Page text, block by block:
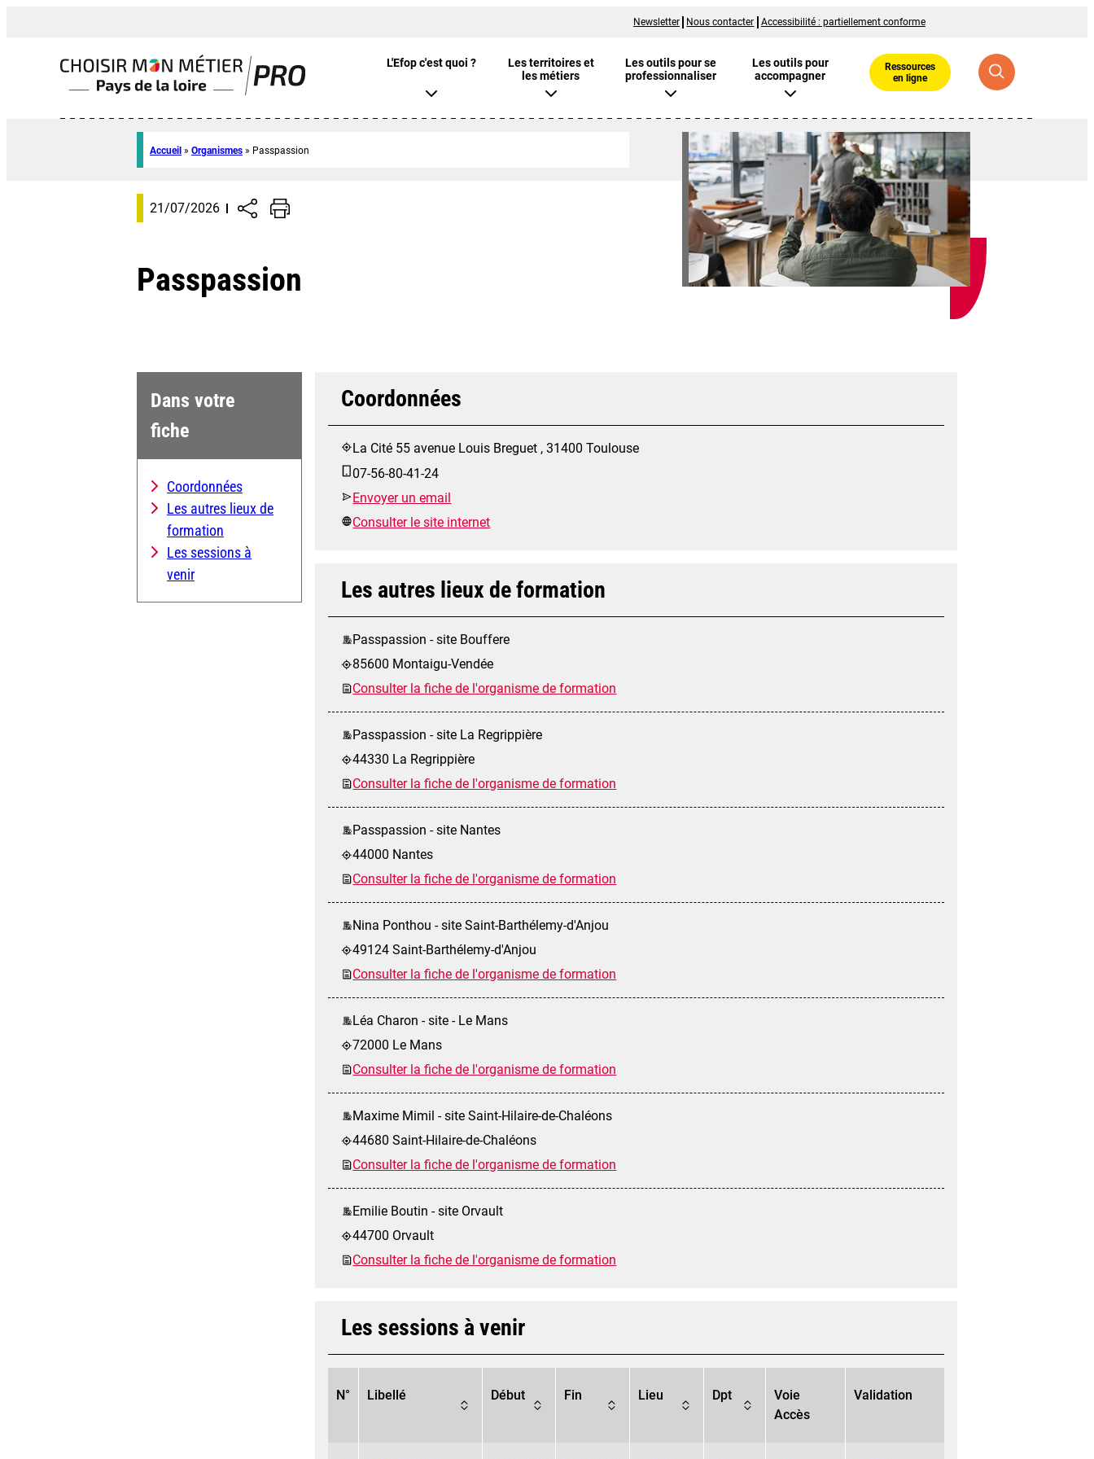
Newsletter Nous contacter Accessibilité : partiellement conforme
L'Efop c'est quoi ?
Les territoires et
les métiers
Les outils pour se
professionnaliser
Les outils pour
accompagner
Ressources
en ligne
Accueil » Organismes » Passpassion
21/07/2026
Passpassion
Dans votre
fiche
Coordonnées
Les autres lieux de
formation
Les sessions à
venir
Coordonnées
La Cité 55 avenue Louis Breguet , 31400 Toulouse
07-56-80-41-24
Envoyer un email
Consulter le site internet
Les autres lieux de formation
Passpassion - site Bouffere
85600 Montaigu-Vendée
Consulter la fiche de l'organisme de formation
Passpassion - site La Regrippière
44330 La Regrippière
Consulter la fiche de l'organisme de formation
Passpassion - site Nantes
44000 Nantes
Consulter la fiche de l'organisme de formation
Nina Ponthou - site Saint-Barthélemy-d'Anjou
49124 Saint-Barthélemy-d'Anjou
Consulter la fiche de l'organisme de formation
Léa Charon - site - Le Mans
72000 Le Mans
Consulter la fiche de l'organisme de formation
Maxime Mimil - site Saint-Hilaire-de-Chaléons
44680 Saint-Hilaire-de-Chaléons
Consulter la fiche de l'organisme de formation
Emilie Boutin - site Orvault
44700 Orvault
Consulter la fiche de l'organisme de formation
Les sessions à venir
N° Libellé Début Fin Lieu Dpt
Voie
Accès
Validation